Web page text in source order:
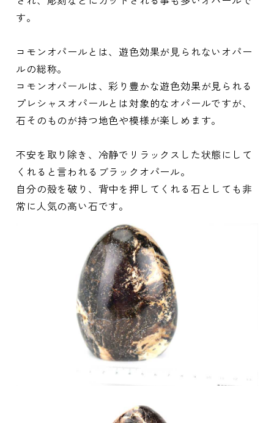
す。
コモンオパールとは、遊色効果が見られないオパー
ルの総称。
コモンオパールは、彩り豊かな遊色効果が見られる
プレシャスオパールとは対象的なオパールですが、
石そのものが持つ地色や模様が楽しめます。
不安を取り除き、冷静でリラックスした状態にして
くれると言われるブラックオパール。
自分の殻を破り、背中を押してくれる石としても非
常に人気の高い石です。